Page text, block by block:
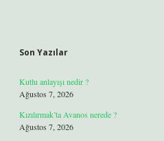
Son Yazılar
Kutlu anlayışı nedir ?
Ağustos 7, 2026
Kızılırmak’ta Avanos nerede ?
Ağustos 7, 2026